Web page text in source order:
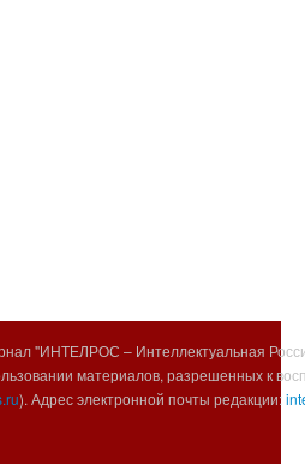
"ИНТЕЛРОС – Интеллектуальная
материалов, разрешенных к
). Адрес электронной почты редакции: